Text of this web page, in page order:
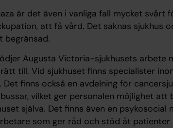
är det även i vanliga fall mycket svårt
att få vård. Det saknas sjukhus
begränsad.
Augusta Victoria­-sjukhusets arbete
till. Vid sjukhuset finns specialister
finns också en avdelning för
vilket ger personalen möjlighet att
själva. Det finns även en psykosocial
som ger råd och stöd åt patienter